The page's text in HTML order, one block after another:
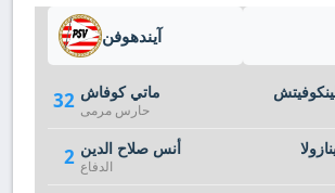
آيندهوفن
32 ماتي كوفاش
حارس مرمى
2 أنس صلاح الدين
الدفاع